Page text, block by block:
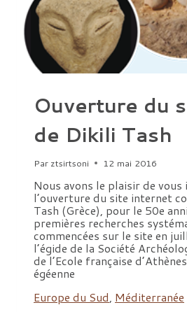
Ouverture du
de Dikili Tash
Par ztsirtsoni 12 mai 2016
Nous avons le plaisir de
l’ouverture du site internet
Tash (Grèce), pour le 50e
premières recherches
commencées sur le site en
l’égide de la Société
de l’Ecole française
égéenne
Europe du Sud, Méditerranée